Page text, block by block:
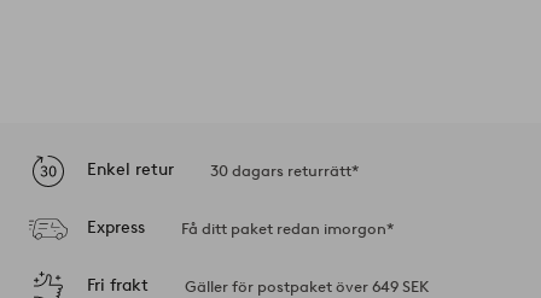
Enkel retur 30 dagars returrätt*
Express Få ditt paket redan imorgon*
Fri frakt Gäller för postpaket över 649 SEK